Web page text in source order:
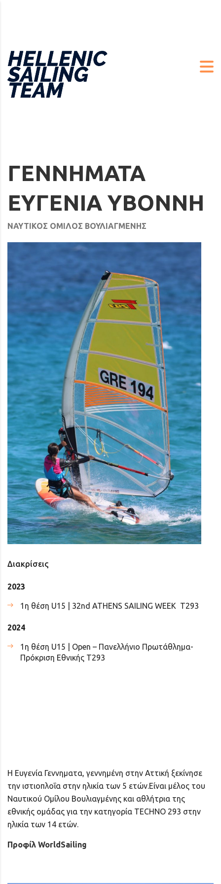
ΓΕΝΝΗΜΑΤΑ
ΕΥΓΕΝΙΑ ΥΒΟΝΝΗ
ΝΑΥΤΙΚΟΣ ΟΜΙΛΟΣ ΒΟΥΛΙΑΓΜΕΝΗΣ
Διακρίσεις
2023
1η θέση U15 | 32nd ATHENS SAILING WEEK T293
2024
1η θέση U15 | Open – Πανελλήνιο Πρωτάθλημα-
Πρόκριση Εθνικής T293
Η Ευγενία Γεννηματα, γεννημένη στην Αττική ξεκίνησε
την ιστιοπλοΐα στην ηλικία των 5 ετών.Είναι μέλος του
Ναυτικού Ομίλου Βουλιαγμένης και αθλήτρια της
εθνικής ομάδας για την κατηγορία TECHNO 293 στην
ηλικία των 14 ετών.
Προφίλ WorldSailing